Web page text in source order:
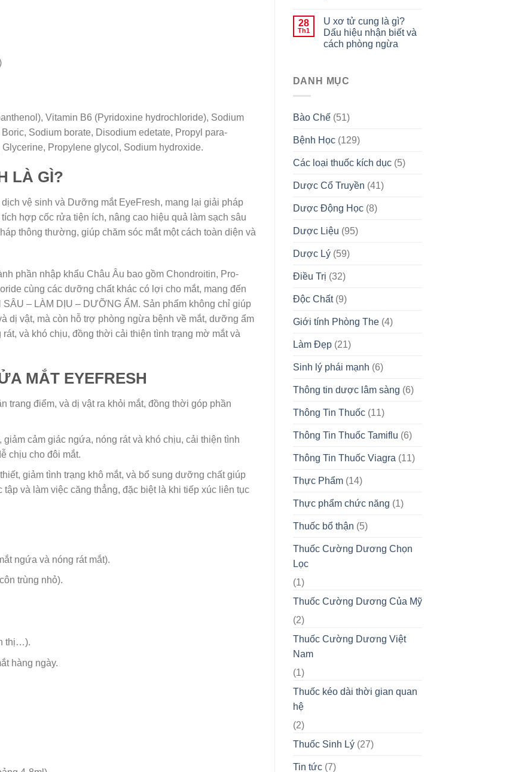
Vitamin B6 (Pyridoxine hydrochloride), Sodium
Sodium borate, Disodium edetate, Propyl para-
Propylene glycol, Sodium hydroxide.
LÀ GÌ?
vệ sinh và Dưỡng mắt EyeFresh, mang lại giải pháp
hợp cốc rửa tiện ích, nâng cao hiệu quả làm sạch sâu
thông thường, giúp chăm sóc mắt một cách toàn diện và
phần nhập khẩu Châu Âu bao gồm Chondroitin, Pro-
cùng các dưỡng chất khác có lợi cho mắt, mang đến
– LÀM DỊU – DƯỠNG ẨM. Sản phẩm không chỉ giúp
dị vật, mà còn hỗ trợ phòng ngừa bệnh về mắt, dưỡng ẩm
và khó chịu, đồng thời cải thiện tình trạng mờ mắt và
MẮT EYEFRESH
trang điểm, và dị vật ra khỏi mắt, đồng thời góp phần
cảm giác ngứa, nóng rát và khó chịu, cải thiện tình
chịu cho đôi mắt.
giảm tình trạng khô mắt, và bổ sung dưỡng chất giúp
và làm việc căng thẳng, đặc biệt là khi tiếp xúc liên tục
ngứa và nóng rát mắt).
trùng nhỏ).
thị…).
hàng ngày.
28
Th1
U xơ tử cung là gì?
Dấu hiệu nhận biết và
cách phòng ngừa
DANH MỤC
Bào Chế(51)
Bệnh Học(129)
Các loại thuốc kích dục(5)
Dược Cổ Truyền (41)
Dược Động Học(8)
Dược Liệu (95)
Dược Lý(59)
Điều Trị (32)
Độc Chất(9)
Giới tính Phòng The(4)
Làm Đẹp(21)
Sinh lý phái mạnh (6)
Thông tin dược lâm sàng (6)
Thông Tin Thuốc(11)
Thông Tin Thuốc Tamiflu (6)
Thông Tin Thuốc Viagra (11)
Thực Phẩm(14)
Thực phẩm chức năng (1)
Thuốc bổ thận (5)
Thuốc Cường Dương Chọn
Lọc
(1)
Thuốc Cường Dương Của Mỹ
(2)
Thuốc Cường Dương Việt
Nam
(1)
Thuốc kéo dài thời gian quan
hệ
(2)
Thuốc Sinh Lý(27)
Tin tức(7)